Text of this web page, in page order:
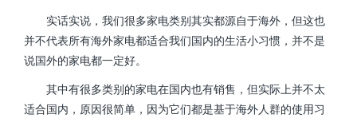
实话实说，我们很多家电类别其实都源自于海外，但这也
并不代表所有海外家电都适合我们国内的生活小习惯，并不是
说国外的家电都一定好。
其中有很多类别的家电在国内也有销售，但实际上并不太
适合国内，原因很简单，因为它们都是基于海外人群的使用习